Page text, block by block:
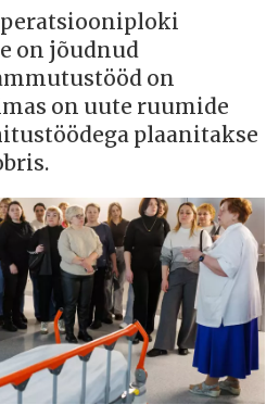
on jõudnud
on
on uute ruumide
plaanitakse